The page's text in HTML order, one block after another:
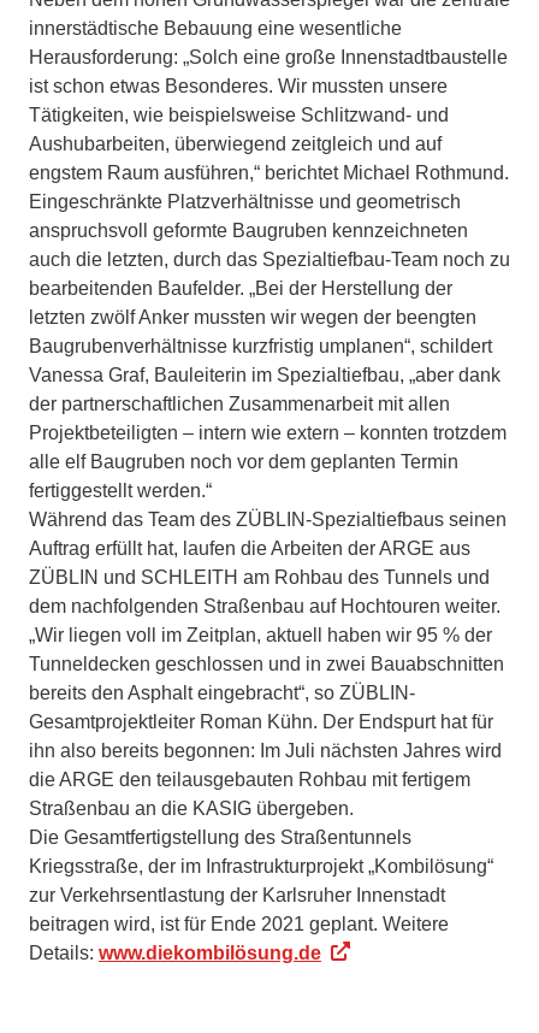
innerstädtische Bebauung eine wesentliche
Herausforderung: „Solch eine große Innenstadtbaustelle
ist schon etwas Besonderes. Wir mussten unsere
Tätigkeiten, wie beispielsweise Schlitzwand- und
Aushubarbeiten, überwiegend zeitgleich und auf
engstem Raum ausführen,“ berichtet Michael Rothmund.
Eingeschränkte Platzverhältnisse und geometrisch
anspruchsvoll geformte Baugruben kennzeichneten
auch die letzten, durch das Spezialtiefbau-Team noch zu
bearbeitenden Baufelder. „Bei der Herstellung der
letzten zwölf Anker mussten wir wegen der beengten
Baugrubenverhältnisse kurzfristig umplanen“, schildert
Vanessa Graf, Bauleiterin im Spezialtiefbau, „aber dank
der partnerschaftlichen Zusammenarbeit mit allen
Projektbeteiligten – intern wie extern – konnten trotzdem
alle elf Baugruben noch vor dem geplanten Termin
fertiggestellt werden.“
Während das Team des ZÜBLIN-Spezialtiefbaus seinen
Auftrag erfüllt hat, laufen die Arbeiten der ARGE aus
ZÜBLIN und SCHLEITH am Rohbau des Tunnels und
dem nachfolgenden Straßenbau auf Hochtouren weiter.
„Wir liegen voll im Zeitplan, aktuell haben wir 95 % der
Tunneldecken geschlossen und in zwei Bauabschnitten
bereits den Asphalt eingebracht“, so ZÜBLIN-
Gesamtprojektleiter Roman Kühn. Der Endspurt hat für
ihn also bereits begonnen: Im Juli nächsten Jahres wird
die ARGE den teilausgebauten Rohbau mit fertigem
Straßenbau an die KASIG übergeben.
Die Gesamtfertigstellung des Straßentunnels
Kriegsstraße, der im Infrastrukturprojekt „Kombilösung“
zur Verkehrsentlastung der Karlsruher Innenstadt
beitragen wird, ist für Ende 2021 geplant. Weitere
Details: www.diekombilösung.de